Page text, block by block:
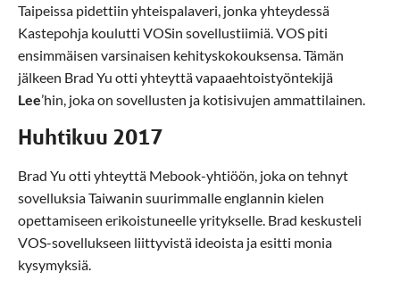
Taipeissa pidettiin yhteispalaveri, jonka yhteydessä
Kastepohja koulutti VOSin sovellustiimiä. VOS piti
ensimmäisen varsinaisen kehityskokouksensa. Tämän
jälkeen Brad Yu otti yhteyttä vapaaehtoistyöntekijä
Lee’hin, joka on sovellusten ja kotisivujen ammattilainen.
Huhtikuu 2017
Brad Yu otti yhteyttä Mebook-yhtiöön, joka on tehnyt
sovelluksia Taiwanin suurimmalle englannin kielen
opettamiseen erikoistuneelle yritykselle. Brad keskusteli
VOS-sovellukseen liittyvistä ideoista ja esitti monia
kysymyksiä.